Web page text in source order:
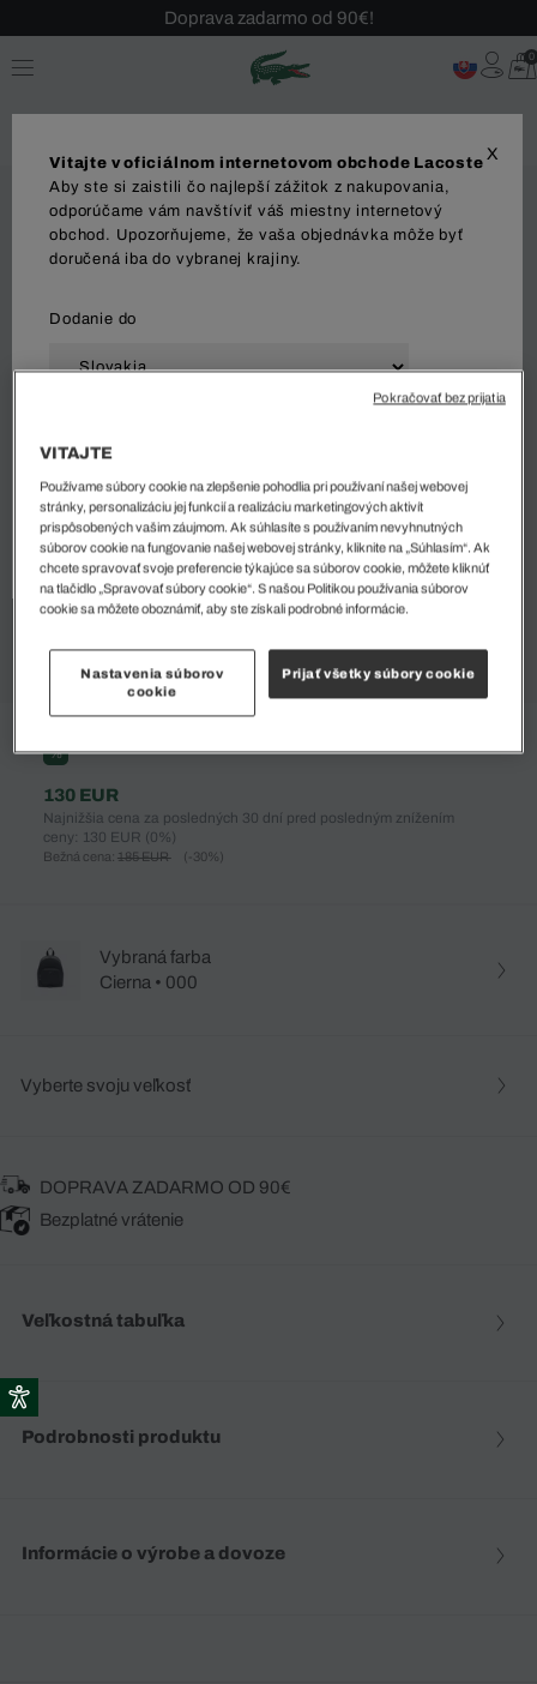
Doprava zadarmo od 90€!
Sezónny výpredaj až -40 %!
Bezplatné vrátenie!
0
%
130 EUR
Najnižšia cena za posledných 30 dní pred posledným znížením
ceny: 130 EUR (0%)
Bežná cena: 185 EUR (-30%)
Vybraná farba
Cierna • 000
Vyberte svoju veľkosť
DOPRAVA ZADARMO OD 90€
Bezplatné vrátenie
Veľkostná tabuľka
Podrobnosti produktu
Informácie o výrobe a dovoze
X
Vitajte v oficiálnom internetovom obchode Lacoste
Aby ste si zaistili čo najlepší zážitok z nakupovania,
odporúčame vám navštíviť váš miestny internetový
obchod. Upozorňujeme, že vaša objednávka môže byť
doručená iba do vybranej krajiny.
Dodanie do
ZAČAŤ NAKUPOVAŤ
VITAJTE
Používame súbory cookie na zlepšenie pohodlia pri používaní našej webovej
stránky, personalizáciu jej funkcií a realizáciu marketingových aktivít
prispôsobených vašim záujmom. Ak súhlasíte s používaním nevyhnutných
súborov cookie na fungovanie našej webovej stránky, kliknite na „Súhlasím“. Ak
chcete spravovať svoje preferencie týkajúce sa súborov cookie, môžete kliknúť
na tlačidlo „Spravovať súbory cookie“. S našou Politikou používania súborov
cookie sa môžete oboznámiť, aby ste získali podrobné informácie.
Nastavenia súborov
cookie
Prijať všetky súbory cookie
Pokračovať bez prijatia